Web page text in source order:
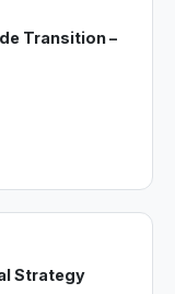
Transition –
Strategy